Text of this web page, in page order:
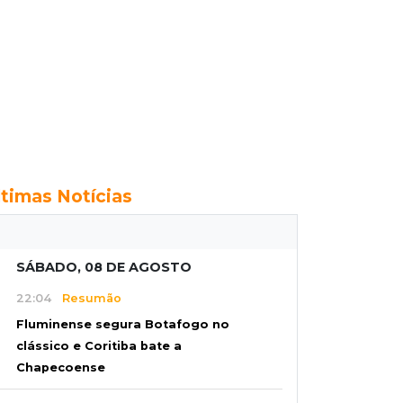
Notícias
SÁBADO, 08 DE AGOSTO
22:04 Resumão
Fluminense segura Botafogo no
clássico e Coritiba bate a
Chapecoense